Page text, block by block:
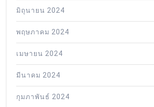
มิถุนายน 2024
พฤษภาคม 2024
เมษายน 2024
มีนาคม 2024
กุมภาพันธ์ 2024